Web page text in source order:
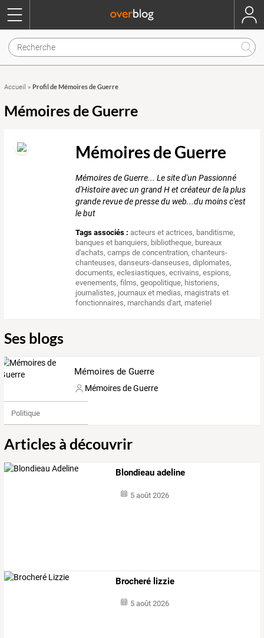
Accueil » Profil de Mémoires de Guerre
Mémoires de Guerre
Mémoires de Guerre
Mémoires de Guerre... Le site d'un Passionné
d'Histoire avec un grand H et créateur de la plus
grande revue de presse du web...du moins c'est
le but
Tags associés : acteurs et actrices, banditisme,
banques et banquiers, bibliotheque, bureaux
d'achats,camps de concentration,chanteurs-
chanteuses,danseurs-danseuses,diplomates,
documents,eclesiastiques,ecrivains,espions,
evenements,films,geopolitique, historiens,
journalistes, journaux et medias, magistrats et
fonctionnaires, marchands d'art, materiel
Ses blogs
Mémoires de Guerre
Mémoires de Guerre
Politique
Articles à découvrir
Blondieau adeline
5 août 2026
Brocheré lizzie
5 août 2026